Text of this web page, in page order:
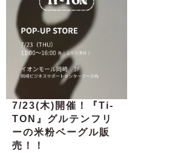
7/23(木)開催！『Ti-
TON』グルテンフリ
ーの米粉ベーグル販
売！！